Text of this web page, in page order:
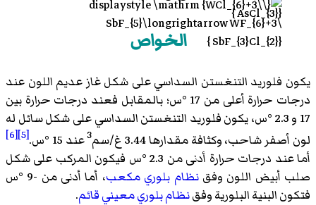
الخواص
يكون فلوريد التنغستن السداسي على شكل غاز عديم اللون عند
درجات حرارة أعلى من 17 °س؛ بالمقابل فعند درجات حرارة بين
17 و 2.3 °س، يكون فلوريد التنغستن السداسي على شكل سائل له
لون أصفر شاحب، وكثافة مقدارها 3.44 غ/سم
3عند 15 °س. [5]
[6]
أما عند درجات حرارة أدنى من 2.3 °س فيكون المركب على شكل
صلب أبيض اللون وفقنظام بلوري مكعب
، أما أدنى من -9 °س
فتكون البنية البلورية وفقنظام بلوري معيني قائم.